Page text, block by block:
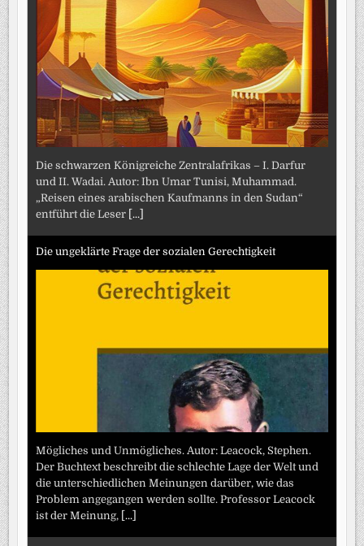
Die schwarzen Königreiche Zentralafrikas – I. Darfur
und II. Wadai. Autor: Ibn Umar Tunisi, Muhammad.
„Reisen eines arabischen Kaufmanns in den Sudan“
entführt die Leser [...]
Die ungeklärte Frage der sozialen Gerechtigkeit
Mögliches und Unmögliches. Autor: Leacock, Stephen.
Der Buchtext beschreibt die schlechte Lage der Welt und
die unterschiedlichen Meinungen darüber, wie das
Problem angegangen werden sollte. Professor Leacock
ist der Meinung, [...]